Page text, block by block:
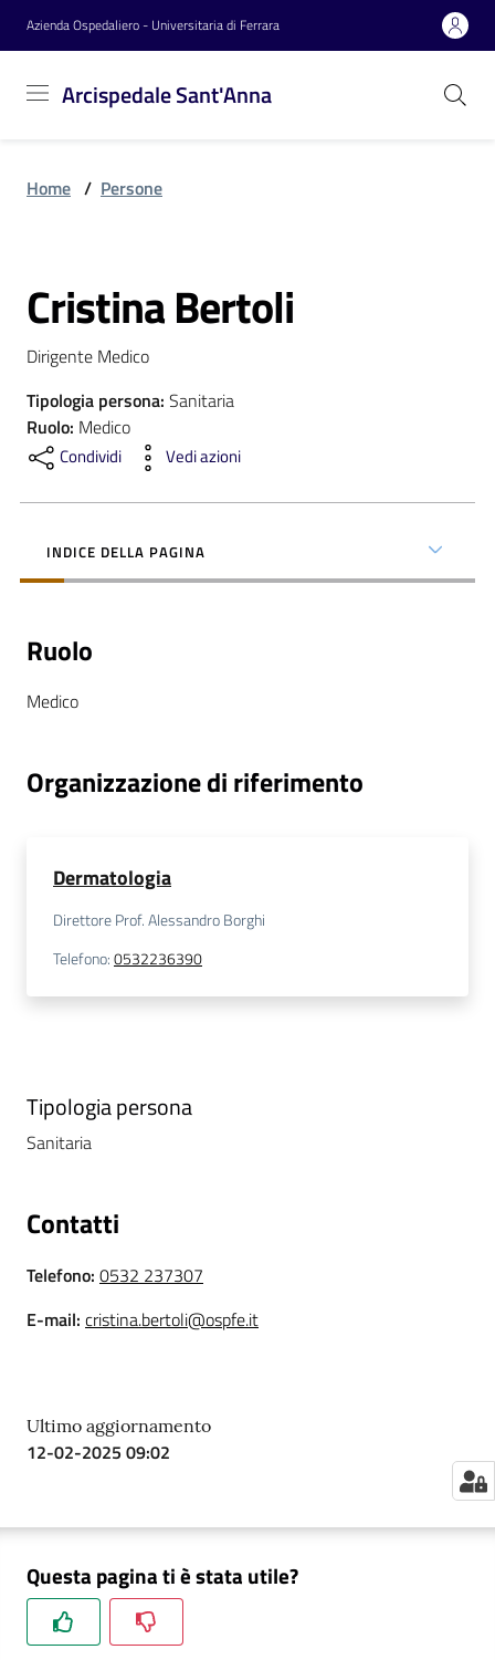
Vai al contenuto
Vai alla navigazione
Vai al footer
Azienda Ospedaliero - Universitaria di Ferrara
Arcispedale Sant'Anna
Sant'Anna
Azienda
Servizi
Novità
C
a
r
t
d
e
a
r
i
d
g
e
n
e
m
n
i
Home / Persone
Salta al contenuto
Cristina Bertoli
Dirigente Medico
Tipologia persona: Sanitaria
Ruolo: Medico
Condividi Vedi azioni
INDICE DELLA PAGINA
Ruolo
Medico
Organizzazione di riferimento
Dermatologia
Direttore Prof. Alessandro Borghi
Telefono:0532236390
Tipologia persona
Sanitaria
Contatti
Telefono: 0532 237307
E-mail: cristina.bertoli@ospfe.it
Ultimo aggiornamento
12-02-2025 09:02
Questa pagina ti è stata utile?